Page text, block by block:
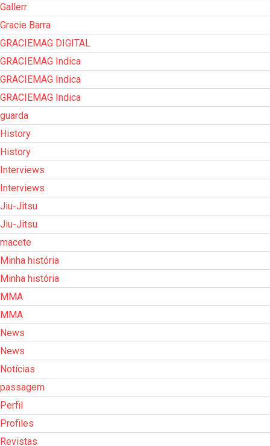
Gallerr
Gracie Barra
GRACIEMAG DIGITAL
GRACIEMAG Indica
GRACIEMAG Indica
GRACIEMAG Indica
guarda
History
History
Interviews
Interviews
Jiu-Jitsu
Jiu-Jitsu
macete
Minha história
Minha história
MMA
MMA
News
News
Notícias
passagem
Perfil
Profiles
Revistas